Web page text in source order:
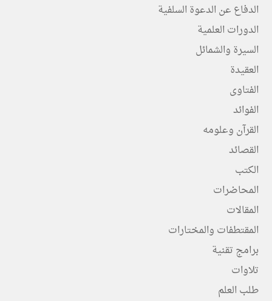
الدفاع عن الدعوة السلفية
الدورات العلمية
السيرة والشمائل
العقيدة
الفتاوى
الفوائد
القرآن وعلومه
القصائد
الكتب
المحاضرات
المقالات
المقتطفات والمختارات
برامج تقنية
تلاوات
طلب العلم